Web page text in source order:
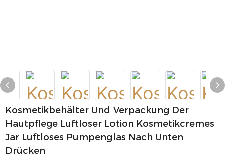
Kosmetikbehälter Und Verpackung Der
Hautpflege Luftloser Lotion Kosmetikcremes
Jar Luftloses Pumpenglas Nach Unten
Drücken